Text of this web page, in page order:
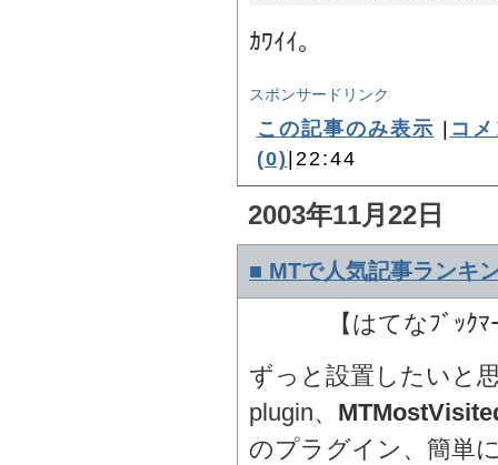
ｶﾜｲｲ。
スポンサードリンク
この記事のみ表示 | コ
(0)|22:44
2003年11月22日
■ MTで人気記事ランキ
【はてなﾌﾞｯｸ
ずっと設置したいと
plugin、
のプラグイン、簡単